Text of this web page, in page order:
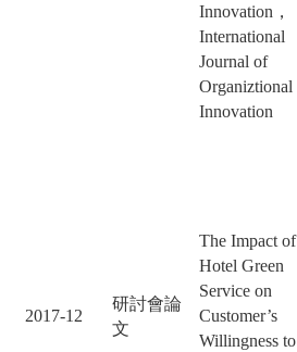
Innovation，
International
Journal of
Organiztional
Innovation
2017-12
研討會論
文
The Impact of
Hotel Green
Service on
Customer’s
Willingness to